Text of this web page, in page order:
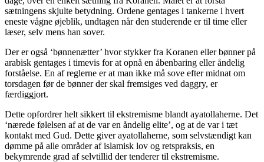
sætningens skjulte betydning. Ordene gentages i tankerne i hvert
eneste vågne øjeblik, undtagen når den studerende er til time eller
læser, selv mens han sover.
Der er også ‘bønnenætter’ hvor stykker fra Koranen eller bønner på
arabisk gentages i timevis for at opnå en åbenbaring eller åndelig
forståelse. En af reglerne er at man ikke må sove efter midnat om
torsdagen før de bønner der skal fremsiges ved daggry, er
færdiggjort.
Dette opfordrer helt sikkert til ekstremisme blandt ayatollaherne. Det
‘nærede følelsen af at de var en åndelig elite’, og at de var i tæt
kontakt med Gud. Dette giver ayatollaherne, som selvstændigt kan
dømme på alle områder af islamisk lov og retspraksis, en
bekymrende grad af selvtillid der tenderer til ekstremisme.